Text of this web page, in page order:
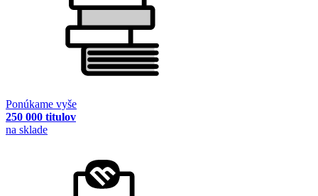
Ponúkame vyše
250 000 titulov
na sklade